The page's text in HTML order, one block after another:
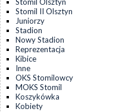
Stomil Olsztyn
Stomil II Olsztyn
Juniorzy
Stadion
Nowy Stadion
Reprezentacja
Kibice
Inne
OKS Stomilowcy
MOKS Stomil
Koszykówka
Kobiety